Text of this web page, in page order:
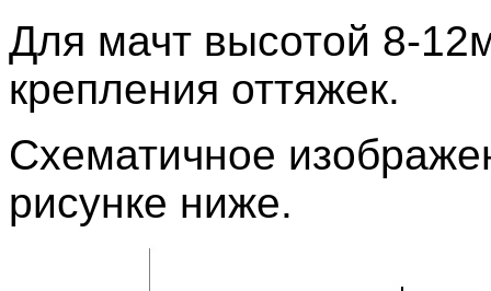
Для мачт высотой 8-
крепления оттяжек.
Схематичное
рисунке ниже.